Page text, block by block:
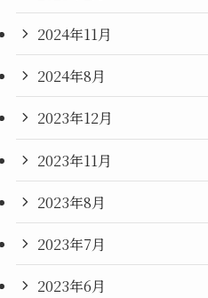
2024年11月
2024年8月
2023年12月
2023年11月
2023年8月
2023年7月
2023年6月